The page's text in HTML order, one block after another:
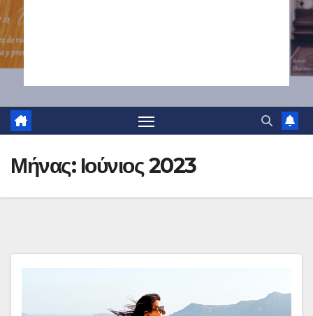
Μήνας: Ιούνιος 2023